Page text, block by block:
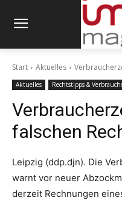
Start Aktuelles
Aktuelles Rechtstipps &
falschen
Leipzig (ddp.djn). Die
warnt vor neuer
derzeit Rechnungen